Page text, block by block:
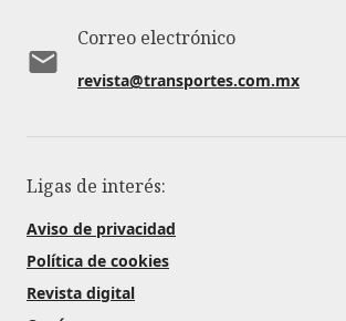
Correo electrónico
revista@transportes.com.mx
Ligas de interés:
Aviso de privacidad
Política de cookies
Revista digital